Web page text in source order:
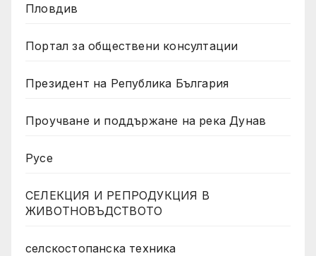
Пловдив
Портал за обществени консултации
Президент на Република България
Проучване и поддържане на река Дунав
Русе
СЕЛЕКЦИЯ И РЕПРОДУКЦИЯ В
ЖИВОТНОВЪДСТВОТО
селскостопанска техника